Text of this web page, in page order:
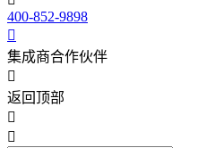
400-852-9898
集成商合作伙伴
返回顶部